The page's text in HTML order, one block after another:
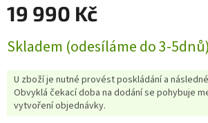
19 990 Kč
cena:
Skladem (odesíláme do 3-5dnů)
U zboží je nutné provést poskládání a
Obvyklá čekací doba na dodání se pohybuje
vytvoření objednávky.